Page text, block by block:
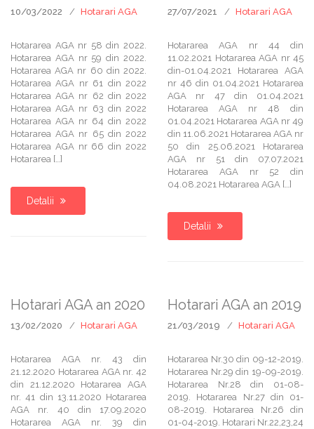
10/03/2022 Hotarari AGA
Hotararea AGA nr 58 din 2022.
Hotararea AGA nr 59 din 2022.
Hotararea AGA nr 60 din 2022.
Hotararea AGA nr 61 din 2022
Hotararea AGA nr 62 din 2022
Hotararea AGA nr 63 din 2022
Hotararea AGA nr 64 din 2022
Hotararea AGA nr 65 din 2022
Hotararea AGA nr 66 din 2022
Hotararea […]
Detalii
27/07/2021 Hotarari AGA
Hotararea AGA nr 44 din
11.02.2021 Hotararea AGA nr 45
din-01.04.2021 Hotararea AGA
nr 46 din 01.04.2021 Hotararea
AGA nr 47 din 01.04.2021
Hotararea AGA nr 48 din
01.04.2021 Hotararea AGA nr 49
din 11.06.2021 Hotararea AGA nr
50 din 25.06.2021 Hotararea
AGA nr 51 din 07.07.2021
Hotararea AGA nr 52 din
04.08.2021 Hotararea AGA […]
Detalii
Hotarari AGA an 2020
13/02/2020 Hotarari AGA
Hotararea AGA nr. 43 din
21.12.2020 Hotararea AGA nr. 42
din 21.12.2020 Hotararea AGA
nr. 41 din 13.11.2020 Hotararea
AGA nr. 40 din 17.09.2020
Hotararea AGA nr. 39 din
Hotarari AGA an 2019
21/03/2019 Hotarari AGA
Hotararea Nr.30 din 09-12-2019.
Hotararea Nr.29 din 19-09-2019.
Hotararea Nr.28 din 01-08-
2019. Hotararea Nr.27 din 01-
08-2019. Hotararea Nr.26 din
01-04-2019. Hotarari Nr.22,23,24